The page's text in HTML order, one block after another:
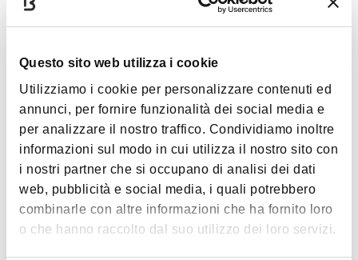
Questo sito web utilizza i cookie
Utilizziamo i cookie per personalizzare contenuti ed
annunci, per fornire funzionalità dei social media e
per analizzare il nostro traffico. Condividiamo inoltre
informazioni sul modo in cui utilizza il nostro sito con
i nostri partner che si occupano di analisi dei dati
web, pubblicità e social media, i quali potrebbero
combinarle con altre informazioni che ha fornito loro
o che hanno raccolto dal suo utilizzo dei loro servizi.
Interessi
Musica e
Spettacolo